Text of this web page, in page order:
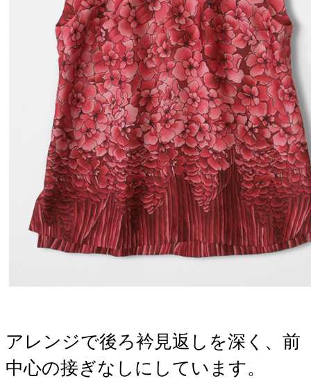
アレンジで後ろ衿見返しを深く、前
中心の接ぎなしにしています。